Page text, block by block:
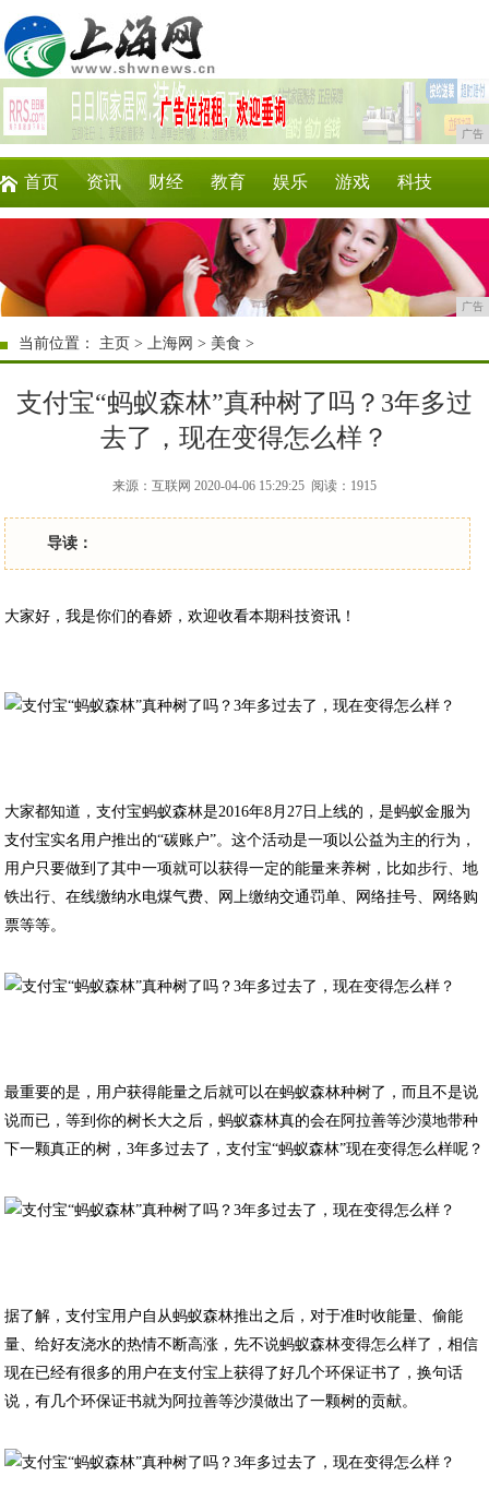
广告
首页 资讯 财经 教育 娱乐 游戏 科技
美食 商讯 消费 微商 区块链
广告
当前位置： 主页 >上海网 > 美食 >
支付宝“蚂蚁森林”真种树了吗？3年多过
去了，现在变得怎么样？
来源：互联网 2020-04-06 15:29:25 阅读：1915
导读：
大家好，我是你们的春娇，欢迎收看本期科技资讯！
大家都知道，支付宝蚂蚁森林是2016年8月27日上线的，是蚂蚁金服为
支付宝实名用户推出的“碳账户”。这个活动是一项以公益为主的行为，
用户只要做到了其中一项就可以获得一定的能量来养树，比如步行、地
铁出行、在线缴纳水电煤气费、网上缴纳交通罚单、网络挂号、网络购
票等等。
最重要的是，用户获得能量之后就可以在蚂蚁森林种树了，而且不是说
说而已，等到你的树长大之后，蚂蚁森林真的会在阿拉善等沙漠地带种
下一颗真正的树，3年多过去了，支付宝“蚂蚁森林”现在变得怎么样呢？
据了解，支付宝用户自从蚂蚁森林推出之后，对于准时收能量、偷能
量、给好友浇水的热情不断高涨，先不说蚂蚁森林变得怎么样了，相信
现在已经有很多的用户在支付宝上获得了好几个环保证书了，换句话
说，有几个环保证书就为阿拉善等沙漠做出了一颗树的贡献。